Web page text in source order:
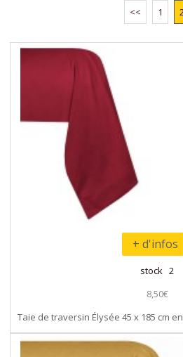
<< 1
+ d'infos
stock 2
8,50€
Taie de traversin Élysée 45 x 185 cm